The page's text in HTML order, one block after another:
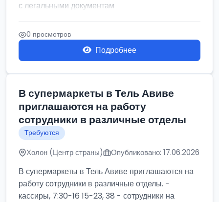
с легальными документам
0 просмотров
Подробнее
В супермаркеты в Тель Авиве
приглашаются на работу
сотрудники в различные отделы
Требуются
Холон (Центр страны) Опубликовано: 17.06.2026
В супермаркеты в Тель Авиве приглашаются на
работу сотрудники в различные отделы. -
кассиры, 7:30-16 15-23, 38 - сотрудники на